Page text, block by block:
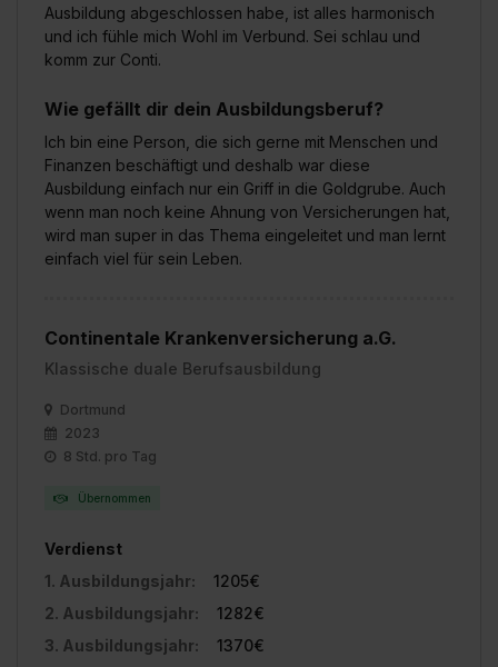
Ausbildung abgeschlossen habe, ist alles harmonisch
und ich fühle mich Wohl im Verbund. Sei schlau und
komm zur Conti.
Wie gefällt dir dein Ausbildungsberuf?
Ich bin eine Person, die sich gerne mit Menschen und
Finanzen beschäftigt und deshalb war diese
Ausbildung einfach nur ein Griff in die Goldgrube. Auch
wenn man noch keine Ahnung von Versicherungen hat,
wird man super in das Thema eingeleitet und man lernt
einfach viel für sein Leben.
Continentale Krankenversicherung a.G.
Klassische duale Berufsausbildung
Dortmund
2023
8 Std. pro Tag
Übernommen
Verdienst
1. Ausbildungsjahr:
1205€
2. Ausbildungsjahr:
1282€
3. Ausbildungsjahr:
1370€